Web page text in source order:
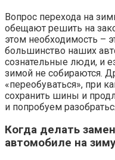
Вопрос перехода на
обещают решить на
этом необходимость –
большинство наших
сознательные люди, и
зимой не собираются.
«переобуваться», при
сохранить шины и
и попробуем
Когда делать
автомобиле на